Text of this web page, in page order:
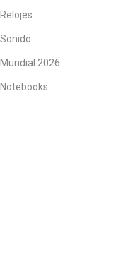
Relojes
Sonido
Mundial 2026
Notebooks